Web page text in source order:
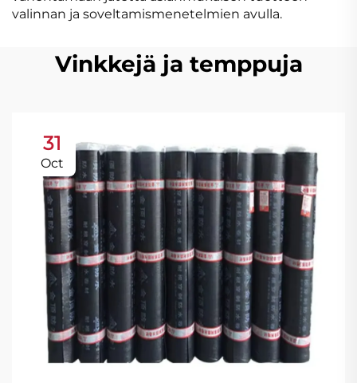
valinnan ja soveltamismenetelmien avulla.
Vinkkejä ja temppuja
31
Oct